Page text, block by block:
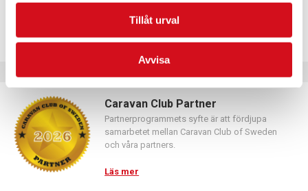
Tillåt urval
Avvisa
Caravan Club Partner
Partnerprogrammets syfte är att fördjupa
samarbetet mellan Caravan Club of Sweden
och våra partners.
Läs mer